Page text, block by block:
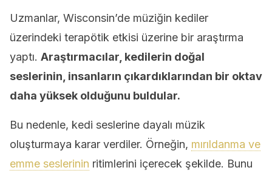
Uzmanlar, Wisconsin’de müziğin kediler
üzerindeki terapötik etkisi üzerine bir araştırma
yaptı. Araştırmacılar, kedilerin doğal
seslerinin, insanların çıkardıklarından bir oktav
daha yüksek olduğunu buldular.
Bu nedenle, kedi seslerine dayalı müzik
oluşturmaya karar verdiler. Örneğin, mırıldanma ve
emme seslerinin ritimlerini içerecek şekilde. Bunu